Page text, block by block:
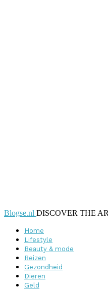
Blogse.nl DISCOVER THE
Home
Lifestyle
Beauty & mode
Reizen
Gezondheid
Dieren
Geld